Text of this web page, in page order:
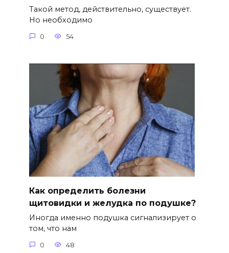
Такой метод, действительно, существует.
Но необходимо
0 54
Как определить болезни
щитовидки и желудка по подушке?
Иногда именно подушка сигнализирует о
том, что нам
0 48